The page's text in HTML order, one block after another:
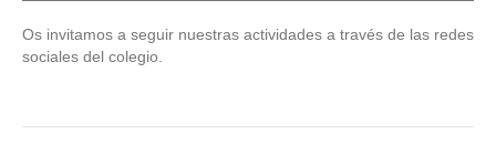
Os invitamos a seguir nuestras actividades a través de las redes
sociales del colegio.